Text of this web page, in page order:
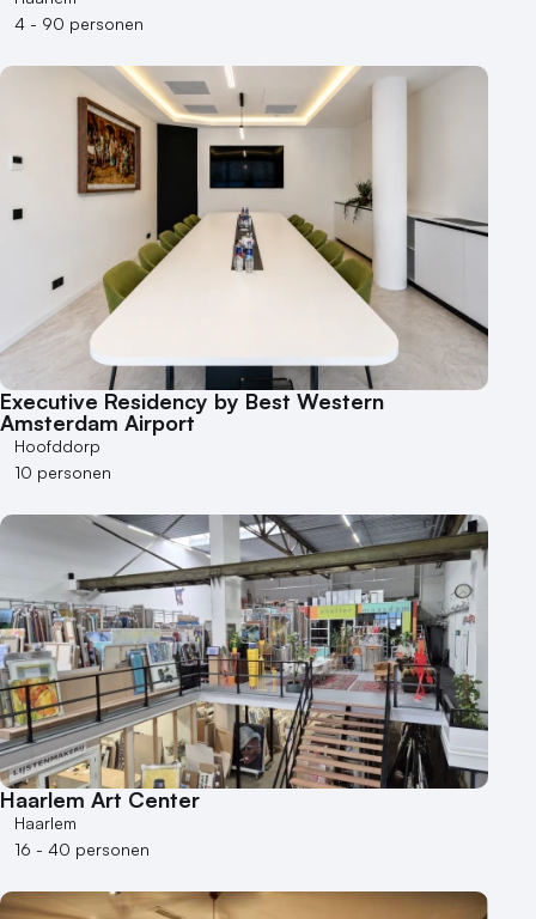
4 - 90 personen
Executive Residency by Best Western
Amsterdam Airport
Hoofddorp
10 personen
Haarlem Art Center
Haarlem
16 - 40 personen